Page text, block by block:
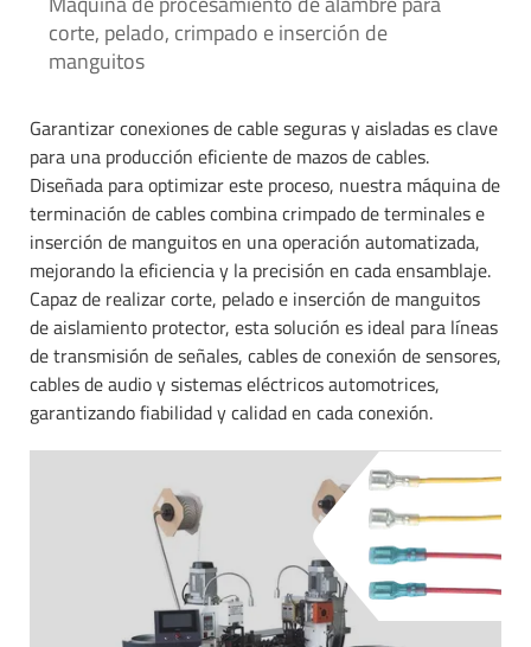
corte, pelado, crimpado e inserción de
manguitos
Garantizar conexiones de cable seguras y aisladas es clave
para una producción eficiente de mazos de cables.
Diseñada para optimizar este proceso, nuestra máquina de
terminación de cables combina crimpado de terminales e
inserción de manguitos en una operación automatizada,
mejorando la eficiencia y la precisión en cada ensamblaje.
Capaz de realizar corte, pelado e inserción de manguitos
de aislamiento protector, esta solución es ideal para líneas
de transmisión de señales, cables de conexión de sensores,
cables de audio y sistemas eléctricos automotrices,
garantizando fiabilidad y calidad en cada conexión.